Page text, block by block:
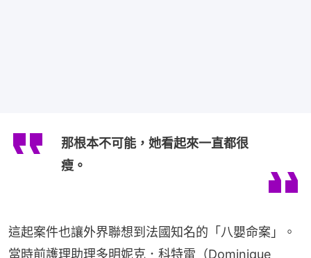
那根本不可能，她看起來一直都很
瘦。
這起案件也讓外界聯想到法國知名的「八嬰命案」。
當時前護理助理多明妮克．科特雷（Dominique